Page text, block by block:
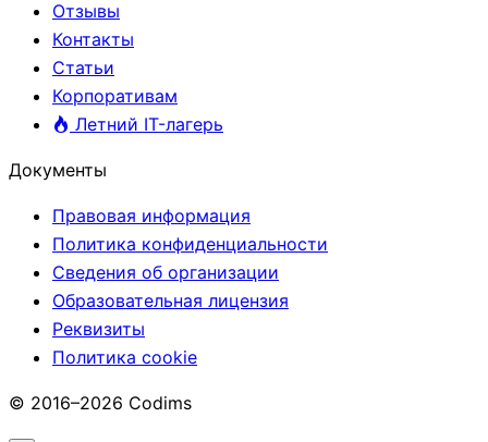
Отзывы
Контакты
Статьи
Корпоративам
Летний IT-лагерь
Документы
Правовая информация
Политика конфиденциальности
Сведения об организации
Образовательная лицензия
Реквизиты
Политика cookie
© 2016–2026 Codims